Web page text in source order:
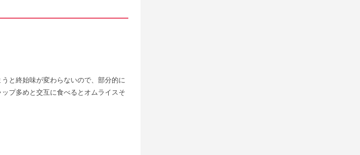
と終始味が変わらないので、部分的に
プ多めと交互に食べるとオムライスそ